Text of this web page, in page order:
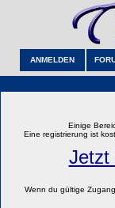
ANMELDEN
Einige
Eine registrierung ist
Jetzt
Wenn du gültige